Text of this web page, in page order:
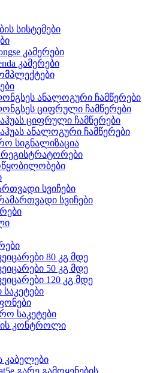
სისტემები
კამერები
კამერები
ანალოგური ჩამწერები
ციფრული ჩამწერები
ციფრული ჩამწერები
ანალოგური ჩამწერები
სიგნალიზაცია
სვიჩები
სვიჩები
80 კგ მდე
50 კგ მდე
120 კგ მდე
საკეტები
საკეტები
კონტროლი
კაბელები
გარე გამოყენების